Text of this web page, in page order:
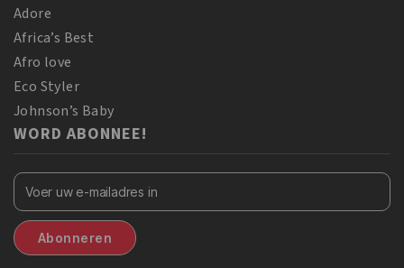
Adore
Africa’s Best
Afro love
Eco Styler
Johnson’s Baby
WORD ABONNEE!